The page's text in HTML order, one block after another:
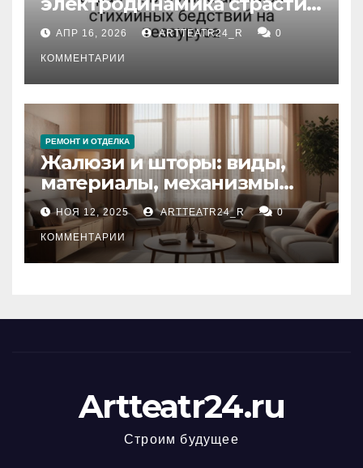
влияние анализа
стихийных бедствий на
тезауруса
АПР 16, 2026 ARTTEATR24_R 0
КОММЕНТАРИИ
РЕМОНТ И ОТДЕЛКА
Жалюзи и шторы: виды,
материалы, механизмы
управления и уход
НОЯ 12, 2025 ARTTEATR24_R 0
КОММЕНТАРИИ
Artteatr24.ru
Строим будущее